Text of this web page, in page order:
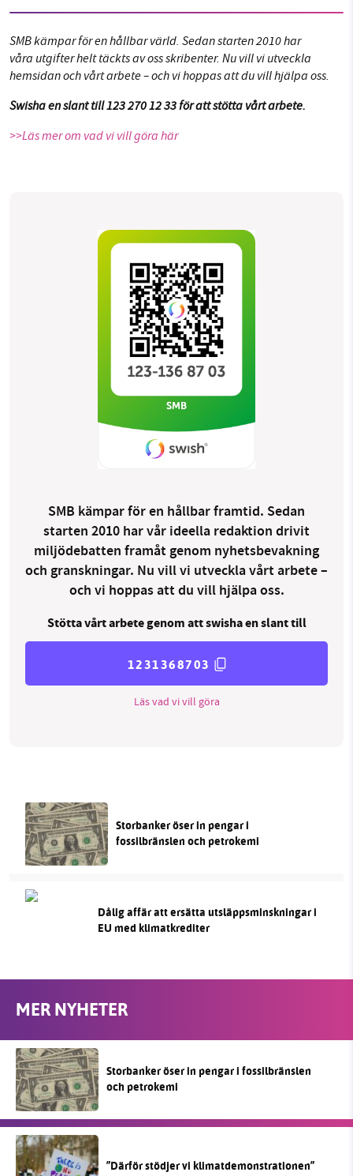
SMB kämpar för en hållbar värld. Sedan starten 2010 har
våra utgifter helt täckts av oss skribenter. Nu vill vi utveckla
hemsidan och vårt arbete – och vi hoppas att du vill hjälpa oss.
Swisha en slant till 123 270 12 33 för att stötta vårt arbete.
>>Läs mer om vad vi vill göra här
SMB kämpar för en hållbar framtid. Sedan
starten 2010 har vår ideella redaktion drivit
miljödebatten framåt genom nyhetsbevakning
och granskningar. Nu vill vi utveckla vårt arbete –
och vi hoppas att du vill hjälpa oss.
Stötta vårt arbete genom att swisha en slant till
1231368703
Läs vad vi vill göra
Storbanker öser in pengar i
fossilbränslen och petrokemi
Dålig affär att ersätta utsläppsminskningar i
EU med klimatkrediter
MER NYHETER
Storbanker öser in pengar i fossilbränslen
och petrokemi
”Därför stödjer vi klimatdemonstrationen”